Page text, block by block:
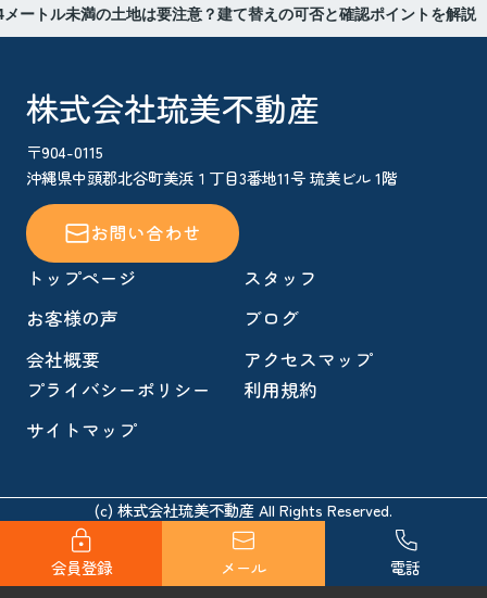
メートル未満の土地は要注意？建て替えの可否と確認ポイントを解説
株式会社琉美不動産
〒904-0115
沖縄県中頭郡北谷町美浜１丁目3番地11号 琉美ビル 1階
お問い合わせ
トップページ
スタッフ
お客様の声
ブログ
会社概要
アクセスマップ
プライバシーポリシー
利用規約
サイトマップ
(c) 株式会社琉美不動産 All Rights Reserved.
会員登録 メール 電話